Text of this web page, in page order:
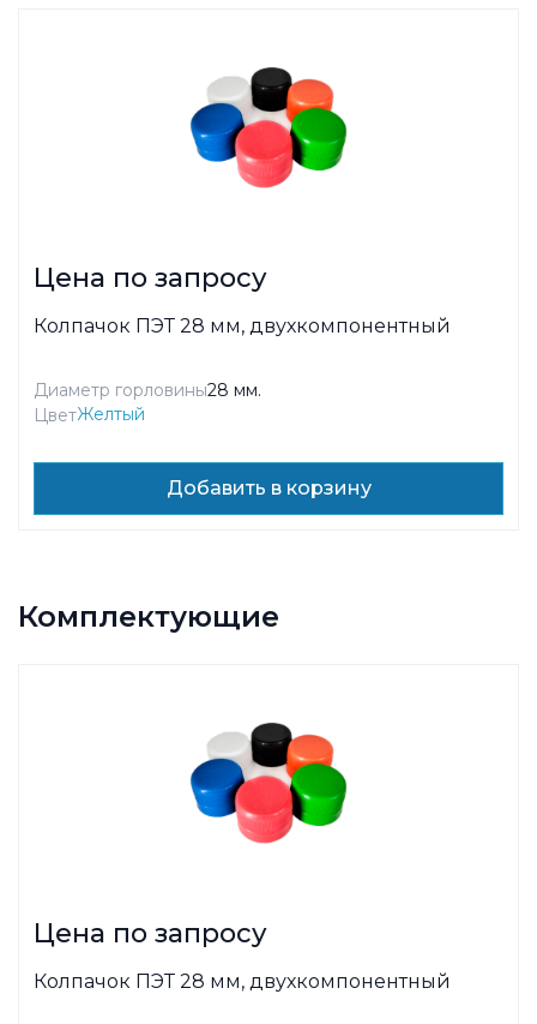
Цена по запросу
Колпачок ПЭТ 28 мм, двухкомпонентный
Диаметр горловины28 мм.
ЦветЖелтый
Добавить в корзину
Комплектующие
Цена по запросу
Колпачок ПЭТ 28 мм, двухкомпонентный